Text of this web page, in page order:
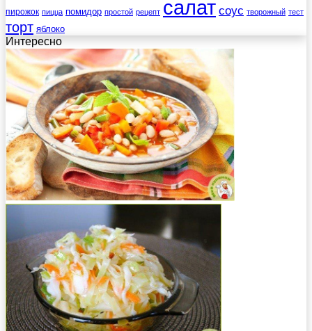
пирожок пицца помидор простой рецепт салат соус творожный тест
торт яблоко
Интересно